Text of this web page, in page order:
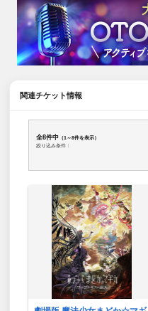
関連チケット情報
全8件中 （1～8件を表示）
絞り込み条件：